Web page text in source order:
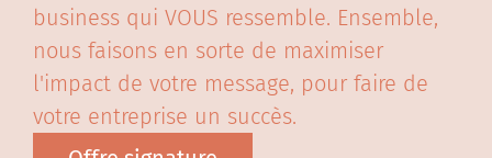
business qui VOUS ressemble. Ensemble,
nous faisons en sorte de maximiser
l'impact de votre message, pour faire de
votre entreprise un succès.